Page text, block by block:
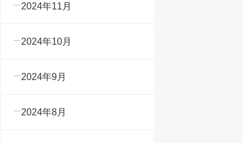
2024年11月
2024年10月
2024年9月
2024年8月